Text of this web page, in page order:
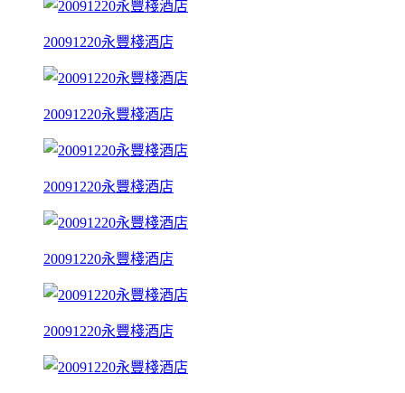
20091220永豐棧酒店
20091220永豐棧酒店
20091220永豐棧酒店
20091220永豐棧酒店
20091220永豐棧酒店